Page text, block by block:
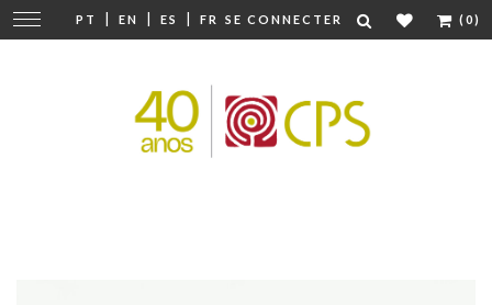
PT | EN | ES | FR SE CONNECTER (0)
Modifier
la